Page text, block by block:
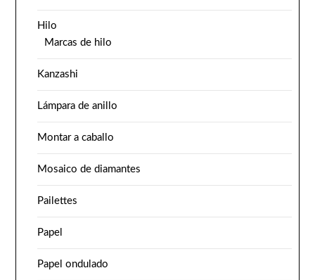
Hilo
Marcas de hilo
Kanzashi
Lámpara de anillo
Montar a caballo
Mosaico de diamantes
Pailettes
Papel
Papel ondulado